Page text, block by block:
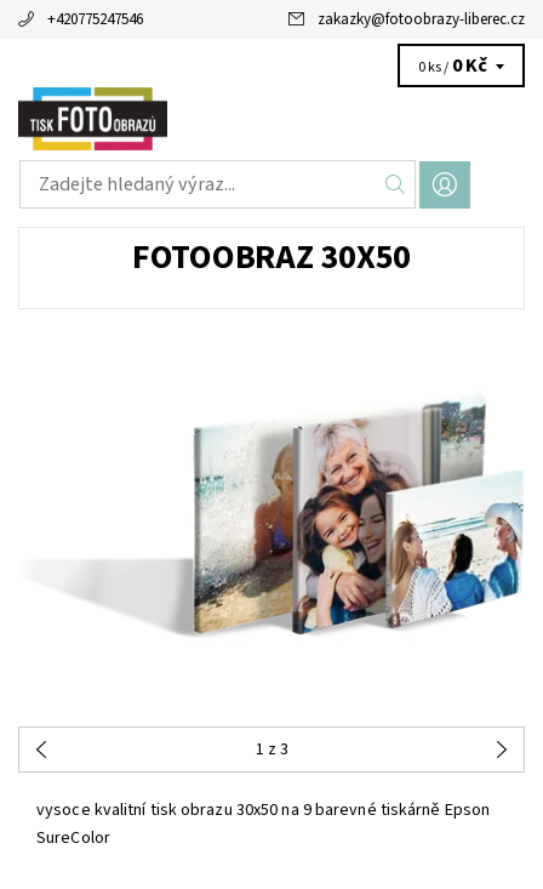
+420775247546 zakazky@fotoobrazy-liberec.cz
0 ks / 0 Kč
FOTOOBRAZ 30X50
1 z 3
vysoce kvalitní tisk obrazu 30x50 na 9 barevné tiskárně Epson
SureColor